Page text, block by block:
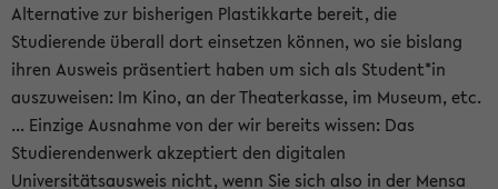
Alternative zur bisherigen Plastikkarte bereit, die
Studierende überall dort einsetzen können, wo sie bislang
ihren Ausweis präsentiert haben um sich als Student*in
auszuweisen: Im Kino, an der Theaterkasse, im Museum, etc.
... Einzige Ausnahme von der wir bereits wissen: Das
Studierendenwerk akzeptiert den digitalen
Universitätsausweis nicht, wenn Sie sich also in der Mensa